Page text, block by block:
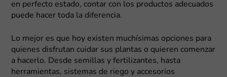
en perfecto estado, contar con los productos adecuados
puede hacer toda la diferencia.
Lo mejor es que hoy existen muchísimas opciones para
quienes disfrutan cuidar sus plantas o quieren comenzar
a hacerlo. Desde semillas y fertilizantes, hasta
herramientas, sistemas de riego y accesorios